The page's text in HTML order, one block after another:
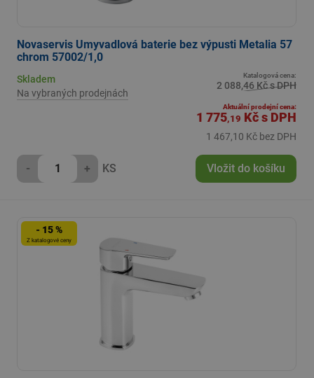
Novaservis Umyvadlová baterie bez výpusti Metalia 57
chrom 57002/1,0
Skladem
Na vybraných prodejnách
Katalogová cena:
2 088,46 Kč s DPH
Aktuální prodejní cena:
1 775,19 Kčs DPH
1 467,10 Kč bez DPH
- + KS Vložit do košíku
- 15 %
Z katalogové ceny